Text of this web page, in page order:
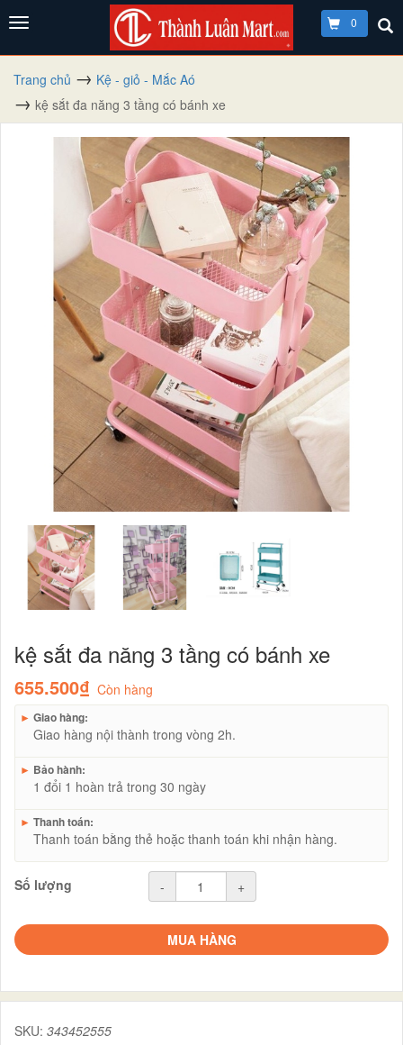
0
Trang chủ
Kệ - giỏ - Mắc Aó
kệ sắt đa năng 3 tầng có bánh xe
kệ sắt đa năng 3 tầng có bánh xe
655.500₫ Còn hàng
► Giao hàng:
Giao hàng nội thành trong vòng 2h.
► Bảo hành:
1 đổi 1 hoàn trả trong 30 ngày
► Thanh toán:
Thanh toán bằng thẻ hoặc thanh toán khi nhận hàng.
Số lượng - +
MUA HÀNG
SKU: 343452555